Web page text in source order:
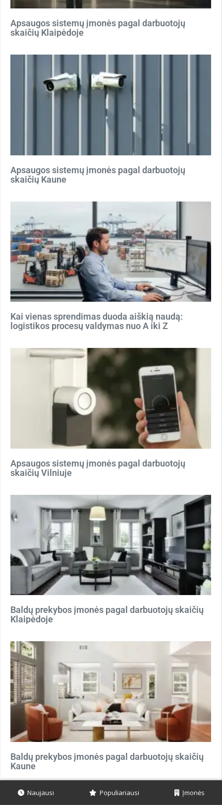
Apsaugos sistemų įmonės pagal darbuotojų
skaičių Klaipėdoje
Apsaugos sistemų įmonės pagal darbuotojų
skaičių Kaune
Kai vienas sprendimas duoda aiškią naudą:
logistikos procesų valdymas nuo A iki Z
Apsaugos sistemų įmonės pagal darbuotojų
skaičių Vilniuje
Baldų prekybos įmonės pagal darbuotojų skaičių
Klaipėdoje
Baldų prekybos įmonės pagal darbuotojų skaičių
Kaune
Naujausi Populiariausi Įmonės